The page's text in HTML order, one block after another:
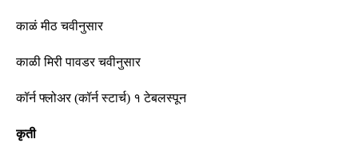
काळं मीठ चवीनुसार
काळी मिरी पावडर चवीनुसार
कॉर्न फ्लोअर(कॉर्न स्टार्च) १ टेबलस्पून
कृती